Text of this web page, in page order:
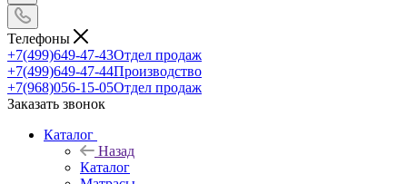
Телефоны
+7(499)649-47-43Отдел продаж
+7(499)649-47-44Производство
+7(968)056-15-05Отдел продаж
Заказать звонок
Каталог
Назад
Каталог